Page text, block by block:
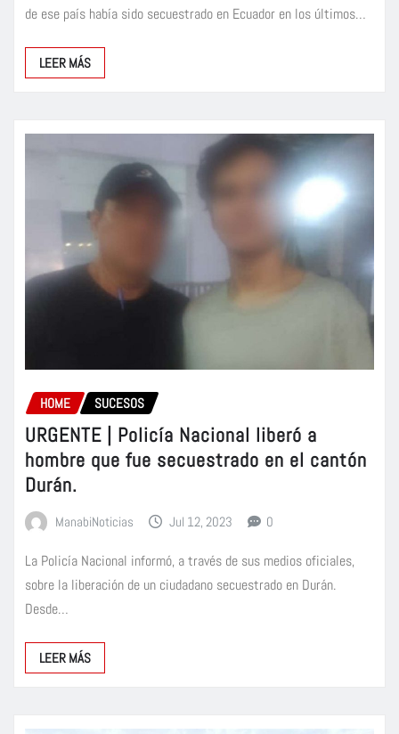
de ese país había sido secuestrado en Ecuador en los últimos…
LEER MÁS
HOME SUCESOS
URGENTE | Policía Nacional liberó a
hombre que fue secuestrado en el cantón
Durán.
ManabiNoticias Jul 12, 2023 0
La Policía Nacional informó, a través de sus medios oficiales,
sobre la liberación de un ciudadano secuestrado en Durán.
Desde…
LEER MÁS